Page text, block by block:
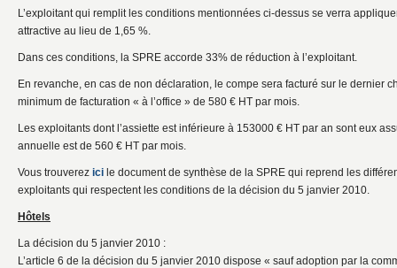
L’exploitant qui remplit les conditions mentionnées ci-dessus se verra
attractive au lieu de 1,65 %.
Dans ces conditions, la SPRE accorde 33% de réduction à l’exploitant.
En revanche, en cas de non déclaration, le compe sera facturé sur le dernier
minimum de facturation « à l’office » de 580 € HT par mois.
Les exploitants dont l’assiette est inférieure à 153000 € HT par an sont eux
annuelle est de 560 € HT par mois.
Vous trouverez ici le document de synthèse de la SPRE qui reprend les
exploitants qui respectent les conditions de la décision du 5 janvier 2010.
Hôtels
La décision du 5 janvier 2010 :
L’article 6 de la décision du 5 janvier 2010 dispose « sauf adoption par la